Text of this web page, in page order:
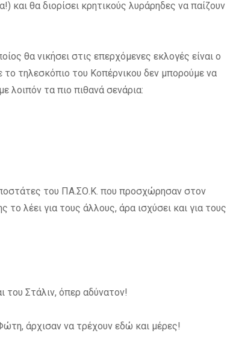
και θα διορίσει κρητικούς λυράρηδες να παίζουν
θα νικήσει στις επερχόμενες εκλογές είναι ο
το τηλεσκόπιο του Κοπέρνικου δεν μπορούμε να
λοιπόν τα πιο πιθανά σενάρια:
του ΠΑ.ΣΟ.Κ. που προσχώρησαν στον
λέει για τους άλλους, άρα ισχύσει και για τους
του Στάλιν, όπερ αδύνατον!
άρχισαν να τρέχουν εδώ και μέρες!